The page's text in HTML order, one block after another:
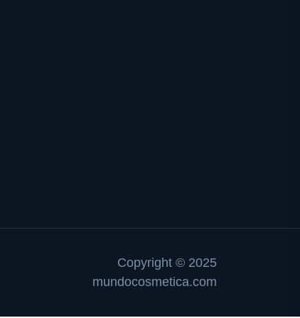
Copyright © 2025
mundocosmetica.com